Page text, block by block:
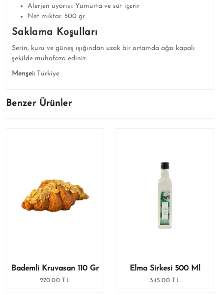
Alerjen uyarısı: Yumurta ve süt içerir
Net miktar: 500 gr
Saklama Koşulları
Serin, kuru ve güneş ışığından uzak bir ortamda ağzı kapalı
şekilde muhafaza ediniz.
Menşei:Türkiye
Benzer Ürünler
Bademli Kruvasan 110 Gr
270.00 TL
Elma Sirkesi 500 Ml
345.00 TL